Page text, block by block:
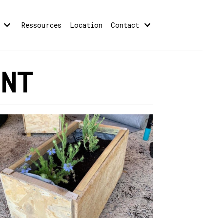
Ressources Location Contact